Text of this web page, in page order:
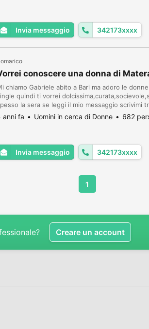
Invia messaggio 342173xxxx
conoscere una donna di
chiamo Gabriele abito a Bari ma adoro le
quindi ti vorrei
la sera se leggi il mio messaggio scrivimi
anni fa Uomini in cerca di Donne 682
Invia messaggio 342173xxxx
1
Creare un account